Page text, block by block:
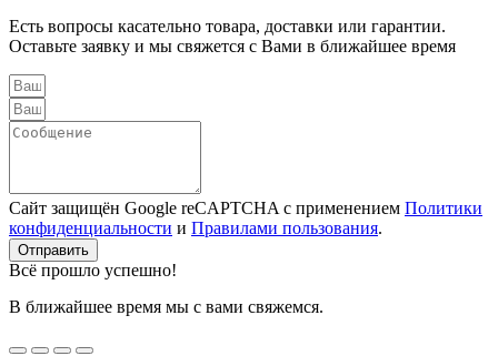
Есть вопросы касательно товара, доставки или гарантии.
Оставьте заявку и мы свяжется с Вами в ближайшее время
Сайт защищён Google reCAPTCHA с применением Политики
конфиденциальности и Правилами пользования.
Отправить
Всё прошло успешно!
В ближайшее время мы с вами свяжемся.